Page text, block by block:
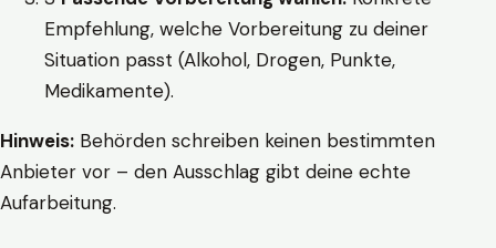
Empfehlung, welche Vorbereitung zu deiner
Situation passt (Alkohol, Drogen, Punkte,
Medikamente).
Hinweis: Behörden schreiben keinen bestimmten
Anbieter vor – den Ausschlag gibt deine echte
Aufarbeitung.